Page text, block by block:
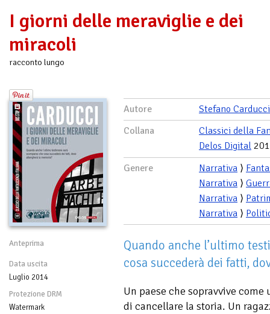
I giorni delle meraviglie e dei
miracoli
racconto lungo
Anteprima
Data uscita
Luglio 2014
Protezione DRM
Watermark
Autore
Stefano Carducci
Collana
Classici della
Delos Digital
Genere
Narrativa ⟩
Narrativa ⟩
Narrativa ⟩
Narrativa ⟩
Quando anche l’ultimo
cosa succederà dei fatti,
Un paese che sopravvive
di cancellare la storia. Un